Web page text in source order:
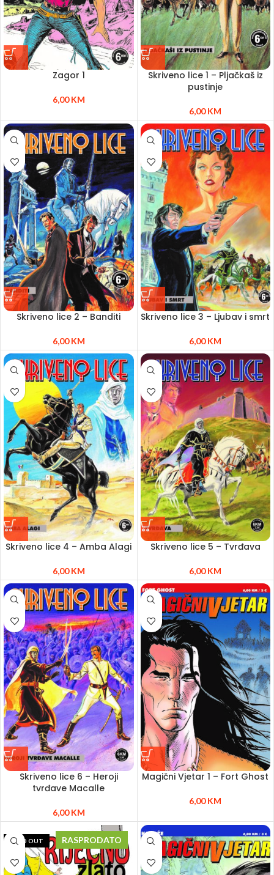
Zagor 1
6,00KM
Skriveno lice 1 – Pljačkaš iz
pustinje
6,00KM
Skriveno lice 2 – Banditi
6,00KM
Skriveno lice 3 – Ljubav i smrt
6,00KM
Skriveno lice 4 – Amba Alagi
6,00KM
Skriveno lice 5 – Tvrđava
6,00KM
Skriveno lice 6 – Heroji
tvrđave Macalle
6,00KM
Magični Vjetar 1 – Fort Ghost
6,00KM
SOLD OUT RASPRODATO